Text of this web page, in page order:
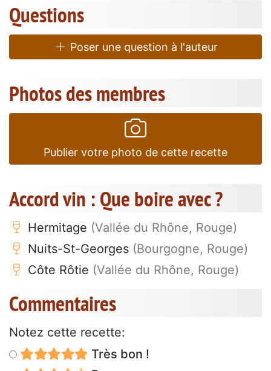
Questions
Poser une question à l'auteur
Photos des membres
Publier votre photo de cette recette
Accord vin : Que boire avec ?
Hermitage (Vallée du Rhône, Rouge)
Nuits-St-Georges (Bourgogne, Rouge)
Côte Rôtie (Vallée du Rhône, Rouge)
Commentaires
Notez cette recette:
Très bon !